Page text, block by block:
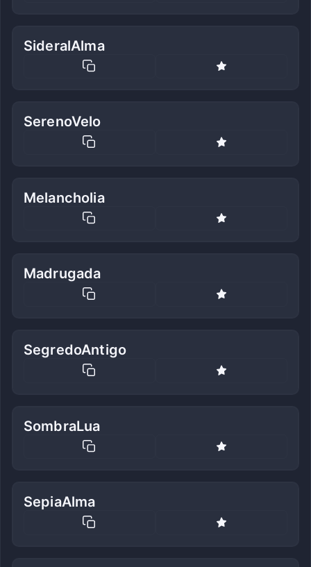
SideralAlma
SerenoVelo
Melancholia
Madrugada
SegredoAntigo
SombraLua
SepiaAlma